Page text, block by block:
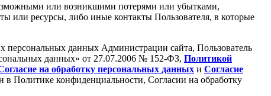
или возникшими потерями или убытками,
или ресурсы, либо иные контакты Пользователя, в которые
персональных данных Администрации сайта, Пользователь
данных» от 27.07.2006 № 152-ФЗ, Политикой
на обработку персональных данных и Согласие
Политике конфиденциальности, Согласии на обработку